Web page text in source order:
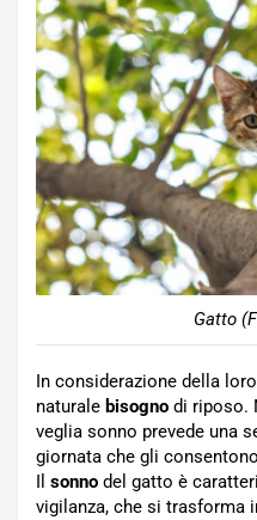
Gatto
In considerazione della
naturale bisogno di riposo.
veglia sonno prevede una
giornata che gli
sonno del gatto è
vigilanza, che si trasforma